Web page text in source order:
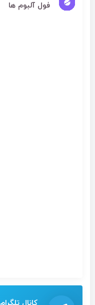
فول آلبوم ها